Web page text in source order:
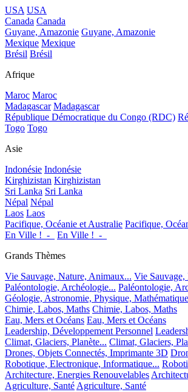
USA USA
Canada Canada
Guyane, Amazonie Guyane, Amazonie
Mexique Mexique
Brésil Brésil
Afrique
Maroc Maroc
Madagascar Madagascar
République Démocratique du Congo (RDC)
Togo Togo
Asie
Indonésie Indonésie
Kirghizistan Kirghizistan
Sri Lanka Sri Lanka
Népal Népal
Laos Laos
Pacifique, Océanie et Australie Pacifique,
En Ville !_-_
En Ville !_-_
Grands Thèmes
Vie Sauvage, Nature, Animaux... Vie
Paléontologie, Archéologie... Paléontologie,
Géologie, Astronomie, Physique,
Chimie, Labos, Maths Chimie, Labos, Maths
Eau, Mers et Océans Eau, Mers et Océans
Leadership, Développement Personnel
Climat, Glaciers, Planète... Climat, Glaciers,
Drones, Objets Connectés, Imprimante 3D
Robotique, Electronique, Informatique...
Architecture, Energies Renouvelables
Agriculture, SantéAgriculture, Santé